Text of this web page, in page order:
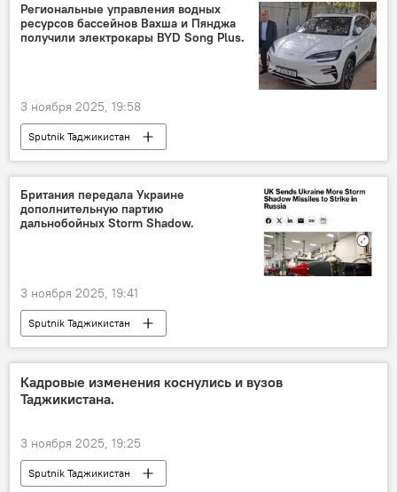
Региональные управления водных
ресурсов бассейнов Вахша и Пянджа
получили электрокары BYD Song Plus.
3 ноября 2025, 19:58
Sputnik Таджикистан
Британия передала Украине
дополнительную партию
дальнобойных Storm Shadow.
3 ноября 2025, 19:41
Sputnik Таджикистан
Кадровые изменения коснулись и вузов
Таджикистана.
3 ноября 2025, 19:25
Sputnik Таджикистан